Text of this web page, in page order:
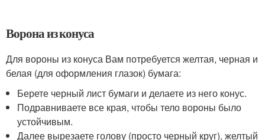
Ворона из конуса
Для вороны из конуса Вам потребуется желтая, черная и
белая (для оформления глазок) бумага:
Берете черный лист бумаги и делаете из него конус.
Подравниваете все края, чтобы тело вороны было
устойчивым.
Далее вырезаете голову (просто черный круг), желтый